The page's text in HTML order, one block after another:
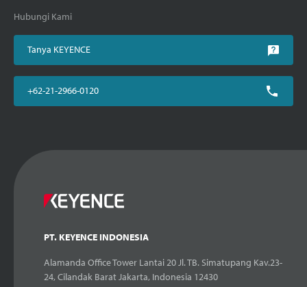
Hubungi Kami
Tanya KEYENCE
+62-21-2966-0120
PT. KEYENCE INDONESIA
Alamanda Office Tower Lantai 20 Jl. TB. Simatupang Kav.23-
24, Cilandak Barat Jakarta, Indonesia 12430